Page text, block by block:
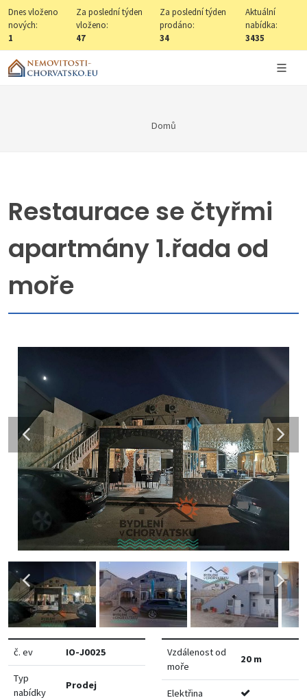
Dnes vloženo
nových:
1
Za poslední týden
vloženo:
47
Za poslední týden
prodáno:
34
Aktuální
nabídka:
3435
Domů
Restaurace se čtyřmi
apartmány 1.řada od
moře
č. ev IO-J0025
Typ
nabídky
Prodej
Vzdálenost od
moře
20 m
Elektřina